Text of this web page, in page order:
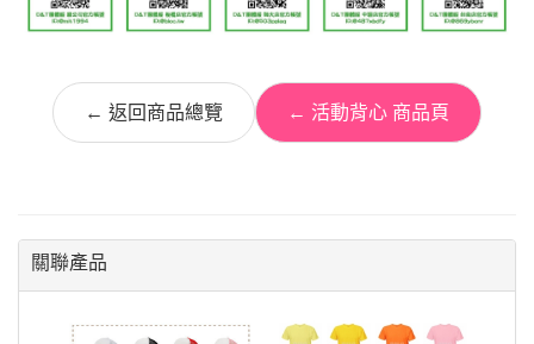
← 返回商品總覽 ← 活動背心 商品頁
關聯產品